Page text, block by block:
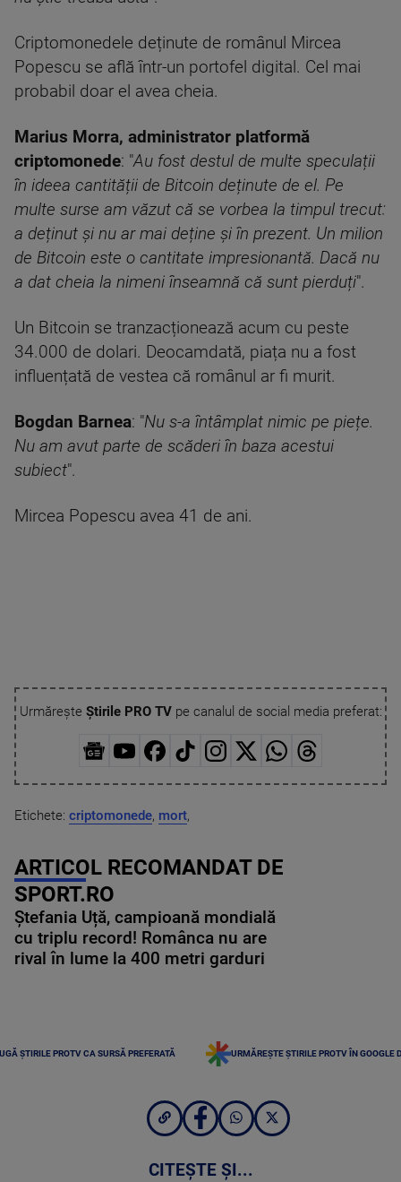
Criptomonedele deținute de românul Mircea
Popescu se află într-un portofel digital. Cel mai
probabil doar el avea cheia.
Marius Morra, administrator platformă
criptomonede: "Au fost destul de multe speculații
în ideea cantității de Bitcoin deținute de el. Pe
multe surse am văzut că se vorbea la timpul trecut:
a deținut și nu ar mai deține și în prezent. Un milion
de Bitcoin este o cantitate impresionantă. Dacă nu
a dat cheia la nimeni înseamnă că sunt pierduți".
Un Bitcoin se tranzacționează acum cu peste
34.000 de dolari. Deocamdată, piața nu a fost
influențată de vestea că românul ar fi murit.
Bogdan Barnea: "Nu s-a întâmplat nimic pe piețe.
Nu am avut parte de scăderi în baza acestui
subiect".
Mircea Popescu avea 41 de ani.
Urmărește Știrile PRO TVpe canalul de social media preferat:
Etichete: criptomonede, mort,
ARTICOL RECOMANDAT DE
SPORT.RO
Ștefania Uță, campioană mondială
cu triplu record! Românca nu are
rival în lume la 400 metri garduri
ȘTIRILE PROTV CA SURSĂ PREFERATĂ URMĂREȘTE ȘTIRILE PROTV ÎN GOOGLE
CITEȘTE ȘI...